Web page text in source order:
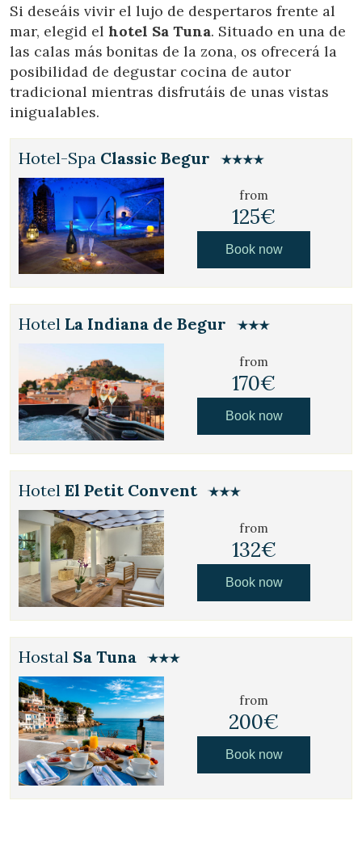
Si deseáis vivir el lujo de despertaros frente al
mar, elegid el hotel Sa Tuna. Situado en una de
las calas más bonitas de la zona, os ofrecerá la
posibilidad de degustar cocina de autor
tradicional mientras disfrutáis de unas vistas
inigualables.
Hotel-Spa Classic Begur
from
125€
Book now
Hotel La Indiana de Begur
from
170€
Book now
Hotel El Petit Convent
from
132€
Book now
Hostal Sa Tuna
from
200€
Book now